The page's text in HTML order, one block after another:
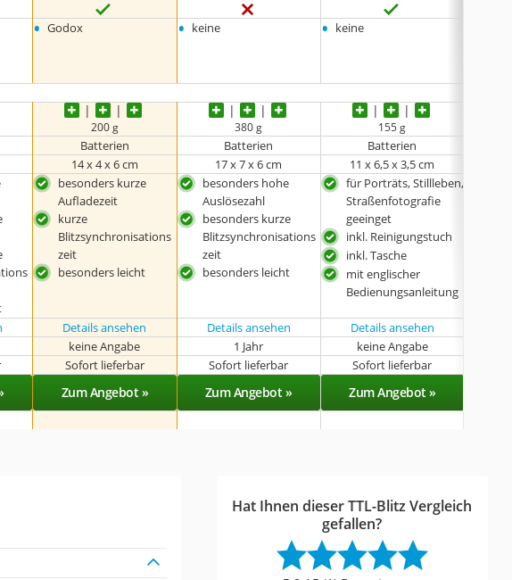
• Godox • keine • keine
200 g 380 g 155 g
Batterien Batterien Batterien
14 x 4 x 6 cm 17 x 7 x 6 cm 11 x 6,5 x 3,5 cm
besonders kurze
Aufladezeit
kurze
Blitzsynchronisations
zeit
besonders leicht
besonders hohe
Auslösezahl
besonders kurze
Blitzsynchronisations
zeit
besonders leicht
für Porträts, Stillleben,
Straßenfotografie
geeinget
inkl. Reinigungstuch
inkl. Tasche
mit englischer
Bedienungsanleitung
Details ansehen Details ansehen
Details ansehen
keine Angabe 1 Jahr
keine Angabe
Sofort lieferbar Sofort lieferbar Sofort lieferbar
Zum Angebot » Zum Angebot » Zum Angebot »
Hat Ihnen dieser TTL-Blitz Vergleich
gefallen?